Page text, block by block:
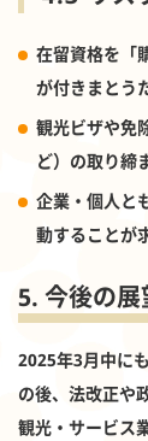
在留資格を「
が付きまとう
観光ビザや免
ど）の取り締
企業・個人と
動することが
5. 今後の
2025年3月中に
の後、法改正や
観光・サービス